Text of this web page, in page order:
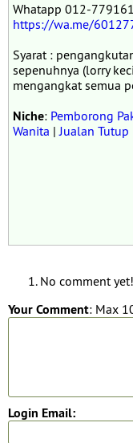
Whatapp 012-
https://wa.me/
Syarat :
sepenuhnya (lorry
mengangkat semua
Niche: Pemborong
Wanita |Jualan Tutup
No comment yet!
Your Comment: Max
Login Email: